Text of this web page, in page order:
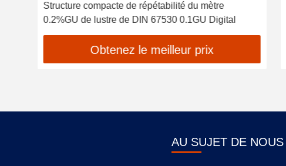
Structure compacte de répétabilité du mètre
0.2%GU de lustre de DIN 67530 0.1GU Digital
Obtenez le meilleur prix
AU SUJET DE NOUS